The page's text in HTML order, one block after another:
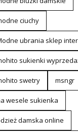
ciuchy
ubrania sklep
sukienki
swetry msngr
wesele sukienka
damska online